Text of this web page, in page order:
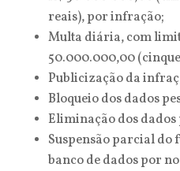
reais), por infração;
Multa diária, com
50.000.000,00
Publicização da
Bloqueio dos dados
Eliminação dos dados
Suspensão parcial do
banco de dados por